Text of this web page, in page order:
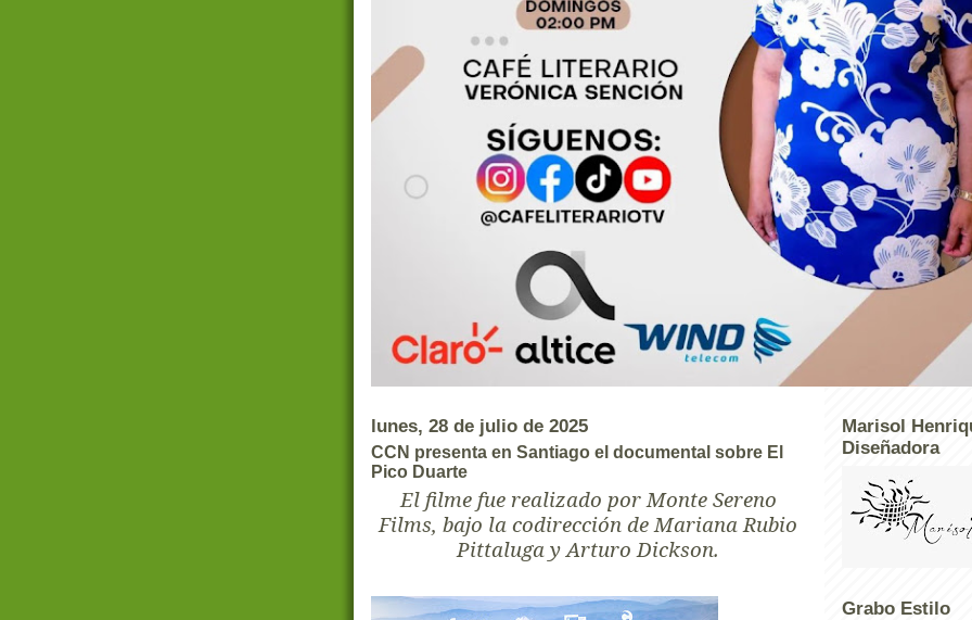
lunes, 28 de julio de 2025
CCN presenta en Santiago el documental sobre El
Pico Duarte
El filme fue realizado por Monte Sereno
Films, bajo la codirección de Mariana Rubio
Pittaluga y Arturo Dickson.
Marisol
Diseñadora
Grabo Estilo